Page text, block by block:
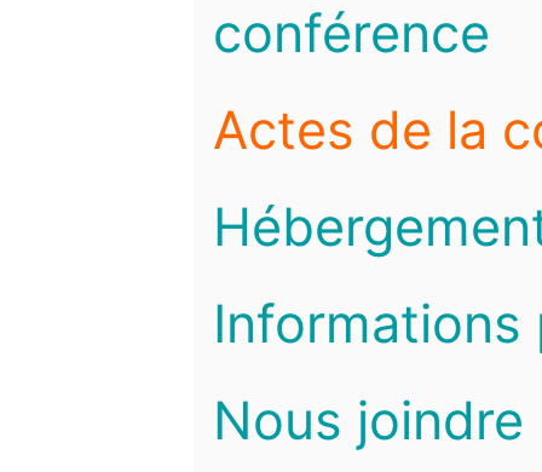
conférence
Actes de la
Informations
Nous joindre